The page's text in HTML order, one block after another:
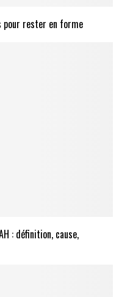
pour rester en forme
: définition, cause,